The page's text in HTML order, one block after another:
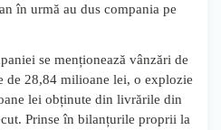
în urmă au dus compania pe
se menționează vânzări de
de 28,84 milioane lei, o explozie
lei obținute din livrările din
Prinse în bilanțurile proprii la